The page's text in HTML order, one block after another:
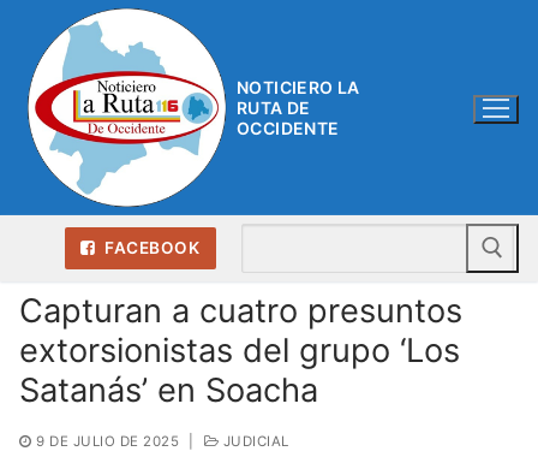
contenido
NOTICIERO LA
RUTA DE
OCCIDENTE
FACEBOOK
Capturan a cuatro presuntos
extorsionistas del grupo ‘Los
Satanás’ en Soacha
9 DE JULIO DE 2025 JUDICIAL